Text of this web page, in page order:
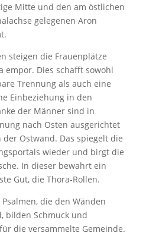
Mitte und den am östlichen
gelegenen Aron
steigen die Frauenplätze
empor. Dies schafft sowohl
Trennung als auch eine
Einbeziehung in den
der Männer sind in
nach Osten ausgerichtet
Ostwand. Das spiegelt die
wieder und birgt die
In dieser bewahrt ein
Gut, die Thora-Rollen.
die den Wänden
bilden Schmuck und
die versammelte Gemeinde.